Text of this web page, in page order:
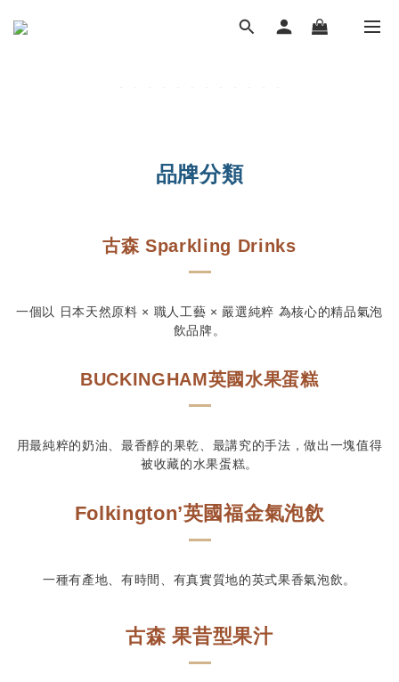
品牌分類
古森 Sparkling Drinks
一個以 日本天然原料 × 職人工藝 × 嚴選純粹 為核心的精品氣泡
飲品牌。
BUCKINGHAM英國水果蛋糕
用最純粹的奶油、最香醇的果乾、最講究的手法，做出一塊值得
被收藏的水果蛋糕。
Folkington’英國福金氣泡飲
一種有產地、有時間、有真實質地的英式果香氣泡飲。
古森 果昔型果汁